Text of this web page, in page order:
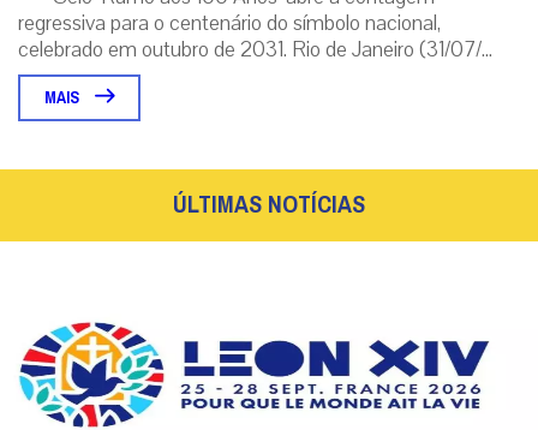
apostólica de Leão XIV à França
Com inspiração nas catedrais góticas e no estilo Art Déco, a
identidade visual e a mensagem oficial reforçam a busca por paz
e reconciliação....